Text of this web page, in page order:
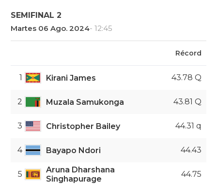
SEMIFINAL 2
Martes 06 Ago. 2024- 12:45
Récord
1 Kirani James 43.78 Q
2 Muzala Samukonga 43.81 Q
3 Christopher Bailey 44.31 q
4 Bayapo Ndori 44.43
5
Aruna Dharshana
Singhapurage
44.75